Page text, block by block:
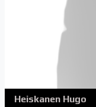
Heiskanen Hugo